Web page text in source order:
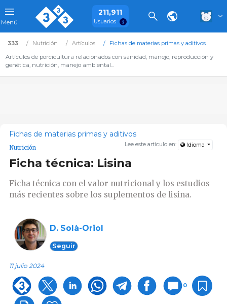
Menú
211,911
Usuarios
333 Nutrición Artículos
Fichas de materias primas y aditivos
Artículos de porcicultura relacionados con sanidad, manejo, reproducción y
genética, nutrición, manejo ambiental...
Fichas de materias primas y aditivos
Lee este artículo en: Idioma
Nutrición
Ficha técnica: Lisina
Ficha técnica con el valor nutricional y los estudios
más recientes sobre los suplementos de lisina.
D. Solà-Oriol
Seguir
11 julio 2024
0